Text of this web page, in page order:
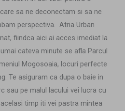
sa ne deconectam si sa ne
perspectiva. Atria Urban
fiindca aici ai acces imediat la
cateva minute se afla Parcul
Mogosoaia, locuri perfecte
Te asiguram ca dupa o baie in
sau pe malul lacului vei lucra cu
timp iti vei pastra mintea